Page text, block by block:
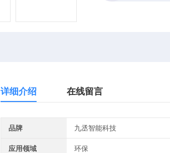
详细介绍 在线留言
品牌 九丞智能科技
应用领域 环保